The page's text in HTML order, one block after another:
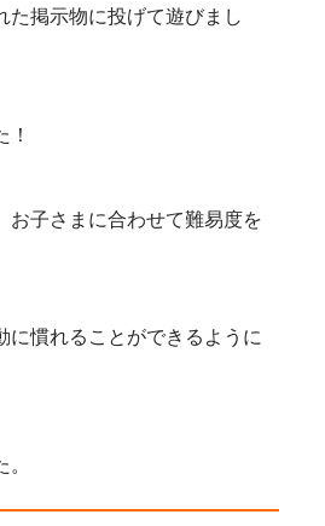
掲示物に投げて遊びまし
子さまに合わせて難易度を
慣れることができるように